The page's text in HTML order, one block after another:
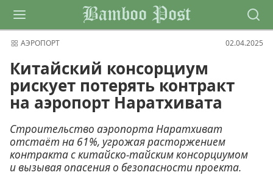
Bamboo Post
АЭРОПОРТ 02.04.2025
Китайский консорциум
рискует потерять контракт
на аэропорт Наратхивата
Строительство аэропорта Наратхиват
отстаёт на 61%, угрожая расторжением
контракта с китайско-тайским консорциумом
и вызывая опасения о безопасности проекта.